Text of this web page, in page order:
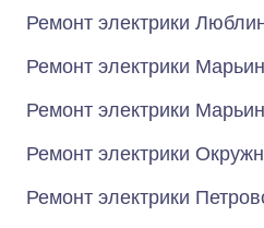
Ремонт электрики
Ремонт электрики
Ремонт электрики
Ремонт электрики
Ремонт электрики